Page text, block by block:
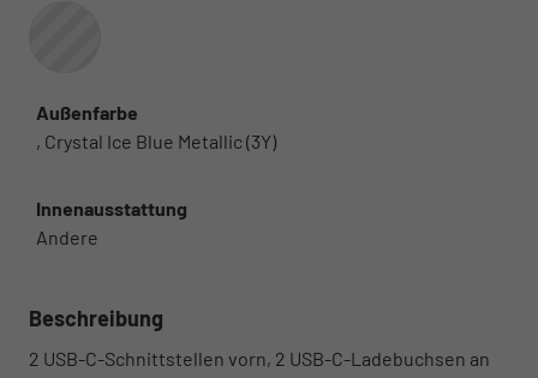
Außenfarbe
, Crystal Ice Blue Metallic (3Y)
Innenausstattung
Andere
Beschreibung
2 USB-C-Schnittstellen vorn, 2 USB-C-Ladebuchsen an